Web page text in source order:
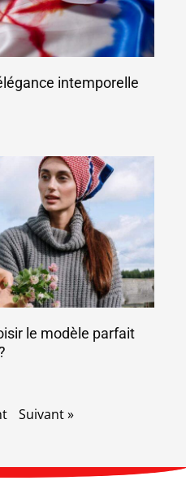
intemporelle
le modèle parfait
Suivant »